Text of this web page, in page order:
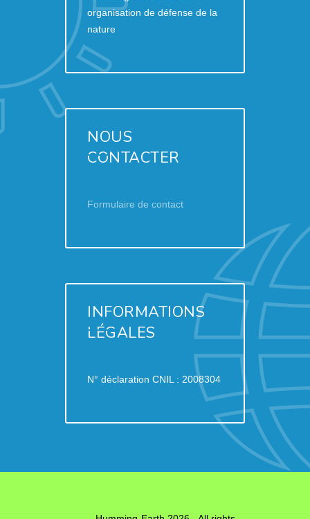
organisation de défense de la
nature
NOUS
CONTACTER
Formulaire de contact
INFORMATIONS
LÉGALES
N° déclaration CNIL : 2008304